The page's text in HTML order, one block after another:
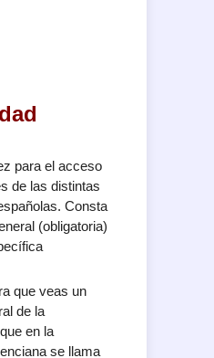
para el acceso
de las distintas
Consta
(obligatoria)
que veas un
de la
en la
se llama